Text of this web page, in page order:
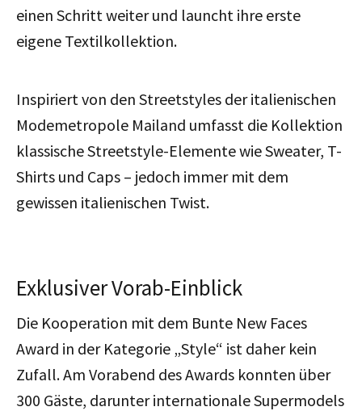
einen Schritt weiter und launcht ihre erste
eigene Textilkollektion.
Inspiriert von den Streetstyles der italienischen
Modemetropole Mailand umfasst die Kollektion
klassische Streetstyle-Elemente wie Sweater, T-
Shirts und Caps – jedoch immer mit dem
gewissen italienischen Twist.
Exklusiver Vorab-Einblick
Die Kooperation mit dem Bunte New Faces
Award in der Kategorie „Style“ ist daher kein
Zufall. Am Vorabend des Awards konnten über
300 Gäste, darunter internationale Supermodels